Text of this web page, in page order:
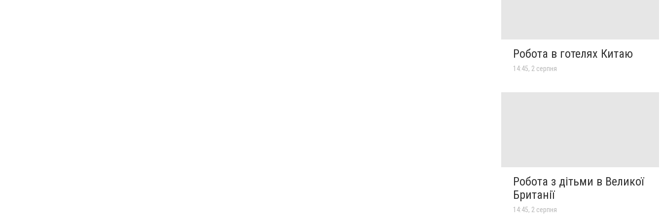
Робота в готелях Китаю
14:45, 2 серпня
Робота з дітьми в Великої
Британії
14:45, 2 серпня